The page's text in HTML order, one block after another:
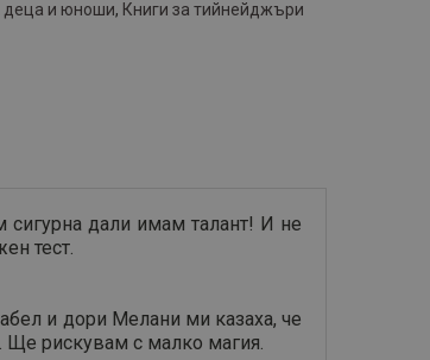
деца и юноши, Книги за тийнейджъри
сигурна дали имам талант! И не
тест.
и дори Мелани ми казаха, че
Ще рискувам с малко магия.